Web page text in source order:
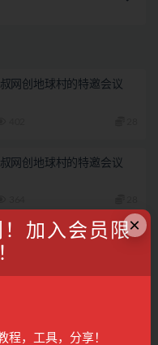
网创地球村的特邀会议
网创地球村的特邀会议
网创地球村的特邀会议
231 28
创地球村的特邀会议
×
加入会员限
程，工具，分享！